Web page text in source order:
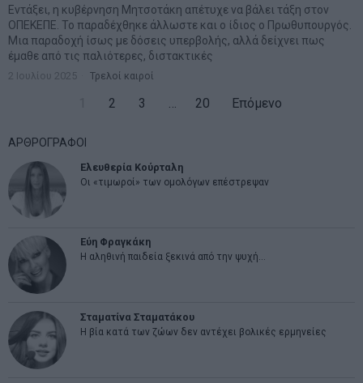
Εντάξει, η κυβέρνηση Μητσοτάκη απέτυχε να βάλει τάξη στον
ΟΠΕΚΕΠΕ. Το παραδέχθηκε άλλωστε και ο ίδιος ο Πρωθυπουργός.
Μια παραδοχή ίσως με δόσεις υπερβολής, αλλά δείχνει πως
έμαθε από τις παλιότερες, διστακτικές
2 Ιουλίου 2025 Τρελοί καιροί
2 3 … 20 Επόμενο
ΑΡΘΡΟΓΡΑΦΟΙ
Ελευθερία Κούρταλη
Οι «τιμωροί» των ομολόγων επέστρεψαν
Εύη Φραγκάκη
Η αληθινή παιδεία ξεκινά από την ψυχή…
Σταματίνα Σταματάκου
Η βία κατά των ζώων δεν αντέχει βολικές ερμηνείες